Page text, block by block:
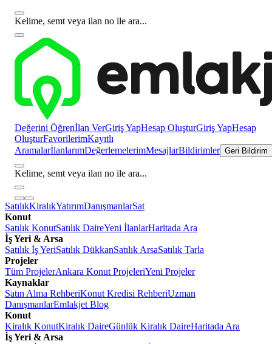
Kelime, semt veya ilan no ile ara...
Değerini Öğrenİlan VerGiriş YapHesap OluşturGiriş YapHesap
OluşturFavorilerimKayıtlı
AramalarİlanlarımDeğerlemelerimMesajlarBildirimler Geri Bildirim
Kelime, semt veya ilan no ile ara...
SatılıkKiralıkYatırımDanışmanlarSat
Konut
Satılık KonutSatılık DaireYeni İlanlarHaritada Ara
İş Yeri & Arsa
Satılık İş YeriSatılık DükkanSatılık ArsaSatılık Tarla
Projeler
Tüm ProjelerAnkara Konut ProjeleriYeni Projeler
Kaynaklar
Satın Alma RehberiKonut Kredisi RehberiUzman
DanışmanlarEmlakjet Blog
Konut
Kiralık KonutKiralık DaireGünlük Kiralık DaireHaritada Ara
İş Yeri & Arsa